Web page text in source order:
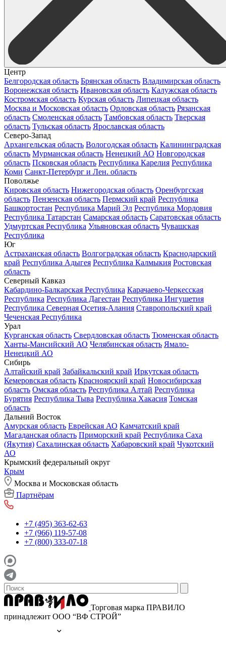
Центр
Белгородская область Брянская область Владимирская область
Воронежская область Ивановская область Калужская область
Костромская область Курская область Липецкая область
Москва и Московская область Орловская область Рязанская
область Смоленская область Тамбовская область Тверская
область Тульская область Ярославская область
Северо-Запад
Архангельская область Вологодская область Калининградская
область Мурманская область Ненецкий АО Новгородская
область Псковская область Республика Карелия Республика
Коми Санкт-Петербург и Лен. область
Поволжье
Кировская область Нижегородская область Оренбургская
область Пензенская область Пермский край Республика
Башкортостан Республика Марий Эл Республика Мордовия
Республика Татарстан Самарская область Саратовская область
Удмуртская Республика Ульяновская область Чувашская
Республика
Юг
Астраханская область Волгоградская область Краснодарский
край Республика Адыгея Республика Калмыкия Ростовская
область
Северный Кавказ
Кабардино-Балкарская Республика Карачаево-Черкесская
Республика Республика Дагестан Республика Ингушетия
Республика Северная Осетия-Алания Ставропольский край
Чеченская Республика
Урал
Курганская область Свердловская область Тюменская область
Ханты-Мансийский АО Челябинская область Ямало-
Ненецкий АО
Сибирь
Алтайский край Забайкальский край Иркутская область
Кемеровская область Красноярский край Новосибирская
область Омская область Республика Алтай Республика
Бурятия Республика Тыва Республика Хакасия Томская
область
Дальний Восток
Амурская область Еврейская АО Камчатский край
Магаданская область Приморский край Республика Саха
(Якутия) Сахалинская область Хабаровский край Чукотский
АО
Крымский федеральный округ
Крым
Москва и Московская область
Партнёрам
+7 (495) 363-62-63
+7 (966) 119-57-08
+7 (800) 333-07-18
Торговая марка ПРАВИЛО
принадлежит ООО “ВФ СТРОЙ”